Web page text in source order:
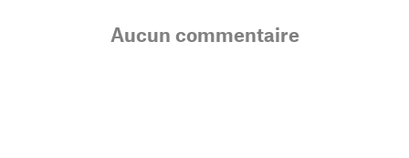
Aucun commentaire